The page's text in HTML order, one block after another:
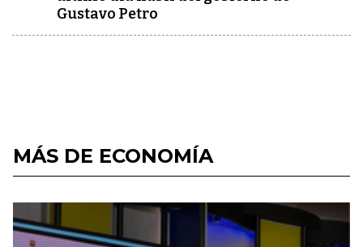
Gustavo Petro
MÁS DE ECONOMÍA